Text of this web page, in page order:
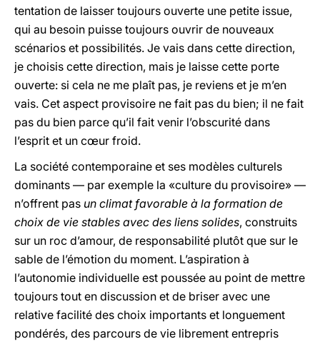
tentation de laisser toujours ouverte une petite issue,
qui au besoin puisse toujours ouvrir de nouveaux
scénarios et possibilités. Je vais dans cette direction,
je choisis cette direction, mais je laisse cette porte
ouverte: si cela ne me plaît pas, je reviens et je m’en
vais. Cet aspect provisoire ne fait pas du bien; il ne fait
pas du bien parce qu’il fait venir l’obscurité dans
l’esprit et un cœur froid.
La société contemporaine et ses modèles culturels
dominants — par exemple la «culture du provisoire» —
n’offrent pas un climat favorable à la formation de
choix de vie stables avec des liens solides, construits
sur un roc d’amour, de responsabilité plutôt que sur le
sable de l’émotion du moment. L’aspiration à
l’autonomie individuelle est poussée au point de mettre
toujours tout en discussion et de briser avec une
relative facilité des choix importants et longuement
pondérés, des parcours de vie librement entrepris